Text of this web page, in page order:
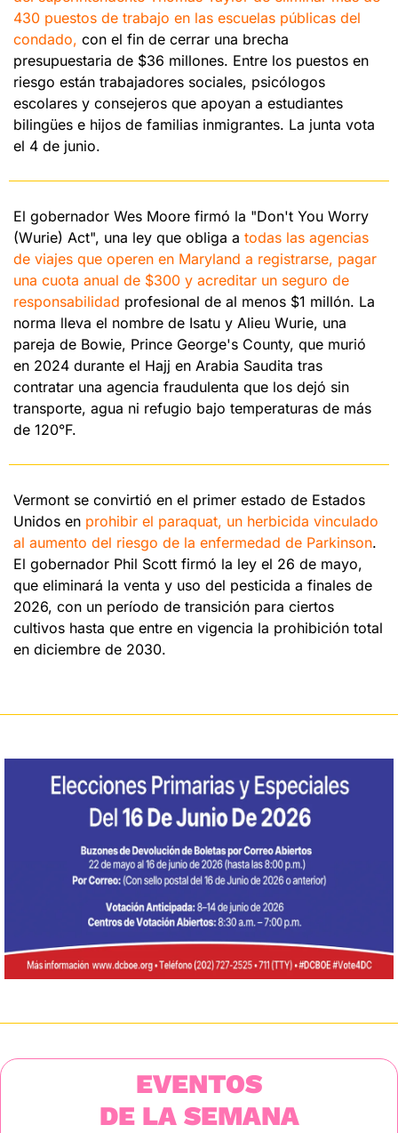
430 puestos de trabajo en las escuelas públicas del
condado, con el fin de cerrar una brecha
presupuestaria de $36 millones. Entre los puestos en
riesgo están trabajadores sociales, psicólogos
escolares y consejeros que apoyan a estudiantes
bilingües e hijos de familias inmigrantes. La junta vota
el 4 de junio.
El gobernador Wes Moore firmó la "Don't You Worry
(Wurie) Act", una ley que obliga a todas las agencias
de viajes que operen en Maryland a registrarse, pagar
una cuota anual de $300 y acreditar un seguro de
responsabilidad profesional de al menos $1 millón. La
norma lleva el nombre de Isatu y Alieu Wurie, una
pareja de Bowie, Prince George's County, que murió
en 2024 durante el Hajj en Arabia Saudita tras
contratar una agencia fraudulenta que los dejó sin
transporte, agua ni refugio bajo temperaturas de más
de 120°F.
Vermont se convirtió en el primer estado de Estados
Unidos en prohibir el paraquat, un herbicida vinculado
al aumento del riesgo de la enfermedad de Parkinson.
El gobernador Phil Scott firmó la ley el 26 de mayo,
que eliminará la venta y uso del pesticida a finales de
2026, con un período de transición para ciertos
cultivos hasta que entre en vigencia la prohibición total
en diciembre de 2030.
EVENTOS
DE LA SEMANA